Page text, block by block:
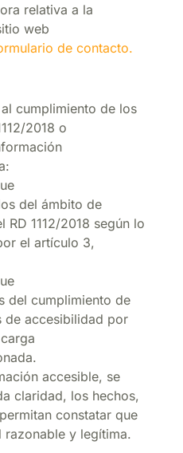
relativa a la
web
de contacto.
cumplimiento de los
2018 o
del ámbito de
RD 1112/2018 según lo
el artículo 3,
del cumplimiento de
de accesibilidad por
accesible, se
claridad, los hechos,
constatar que
razonable y legítima.